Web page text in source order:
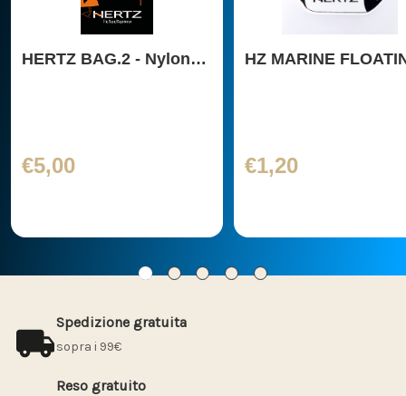
HERTZ BAG.2 - Nylon
€5,00
HZ MARINE
€1,20
Spedizione gratuita
sopra i 99€
Reso gratuito